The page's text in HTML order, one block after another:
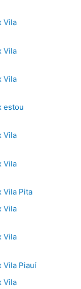
Vila
Vila
Vila
estou
Vila
Vila
Vila Pita
Vila
Vila
Vila Piauí
Vila